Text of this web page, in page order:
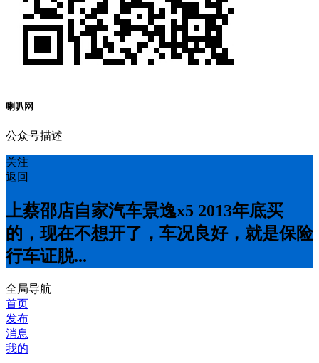
喇叭网
公众号描述
关注
返回
上蔡邵店自家汽车景逸x5 2013年底买
的，现在不想开了，车况良好，就是保险
行车证脱...
全局导航
首页
发布
消息
我的